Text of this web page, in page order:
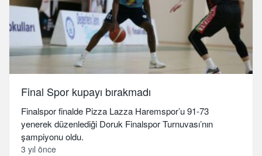
Final Spor kupayı bırakmadı
Finalspor finalde Pizza Lazza Haremspor’u 91-73
yenerek düzenlediği Doruk Finalspor Turnuvası’nın
şampiyonu oldu.
3 yıl önce